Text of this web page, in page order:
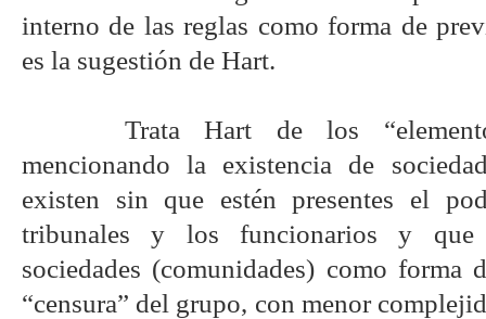
interno de las reglas como forma de
es la sugestión de Hart.
Trata Hart de los
mencionando la existencia de
existen sin que estén presentes el
tribunales y los funcionarios y que
sociedades (comunidades) como forma
“censura” del grupo, con menor